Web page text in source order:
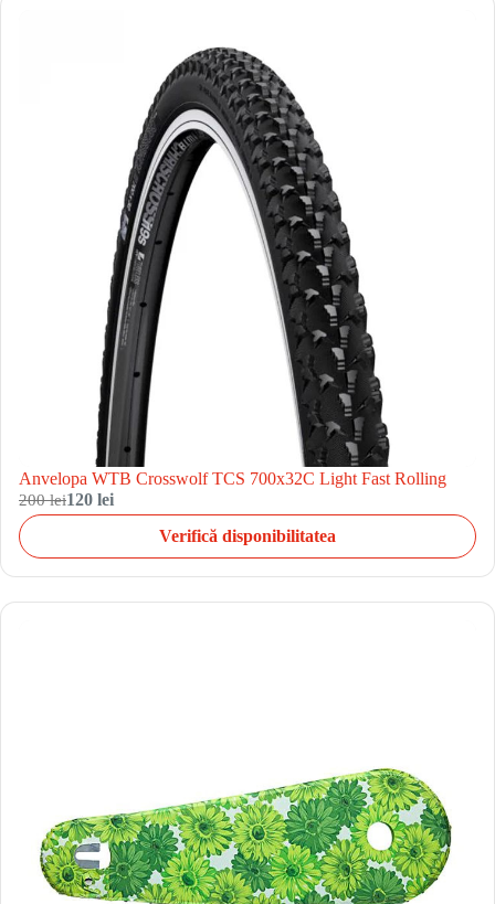
Anvelopa WTB Crosswolf TCS 700x32C Light Fast Rolling
200 lei120 lei
Verifică disponibilitatea